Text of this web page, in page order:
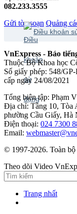
082.233.3555
Gửi tòa soạn Quảng
Điều khoản
VnExpress - Báo
Thuộc Bộ Khoa học
Số giấy phép: 548/
cấp ngày 24/08/2021
Tổng biên tập: Phạm
Địa chỉ: Tầng 10, Tòa
phường Cầu Giấy, Hà
Điện thoại: 024 7300
Email:
© 1997-2026. Toàn
Theo dõi Video
Trang nhất